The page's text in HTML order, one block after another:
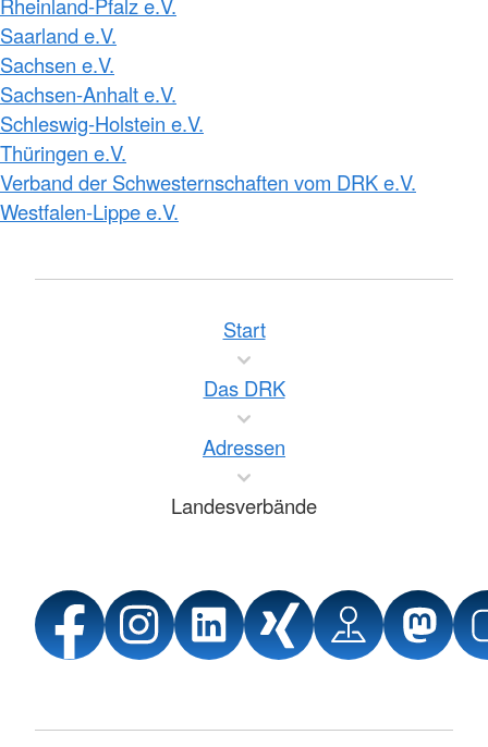
Saarland e.V.
Sachsen e.V.
Sachsen-Anhalt e.V.
Schleswig-Holstein e.V.
Thüringen e.V.
Verband der Schwesternschaften vom DRK e.V.
Westfalen-Lippe e.V.
Start
Das DRK
Adressen
Landesverbände